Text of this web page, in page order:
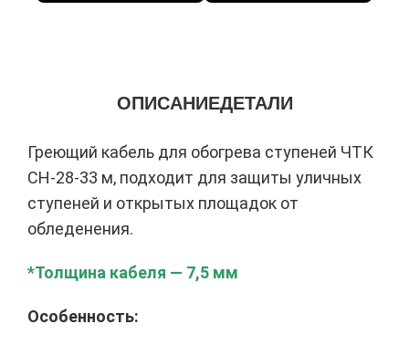
ОПИСАНИЕДЕТАЛИ
Греющий кабель для обогрева ступеней ЧТК
СН-28-33 м, подходит для защиты уличных
ступеней и открытых площадок от
обледенения.
*Толщина кабеля — 7,5 мм
Особенность: